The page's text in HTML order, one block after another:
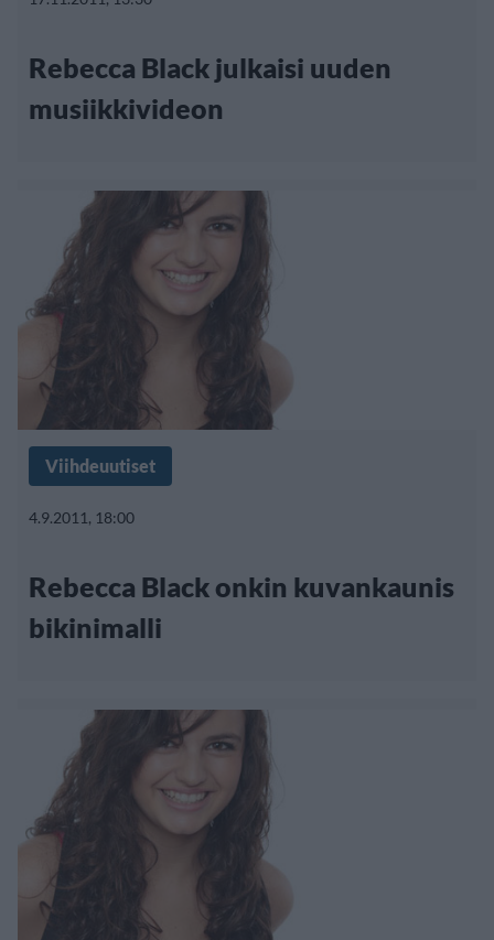
Rebecca Black julkaisi uuden
musiikkivideon
Viihdeuutiset
4.9.2011, 18:00
Rebecca Black onkin kuvankaunis
bikinimalli